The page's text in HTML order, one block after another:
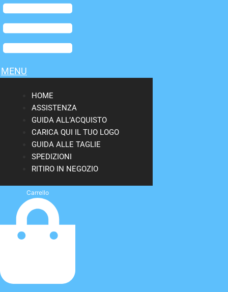
MENU
HOME
ASSISTENZA
GUIDA ALL’ACQUISTO
CARICA QUI IL TUO LOGO
GUIDA ALLE TAGLIE
SPEDIZIONI
RITIRO IN NEGOZIO
Carrello